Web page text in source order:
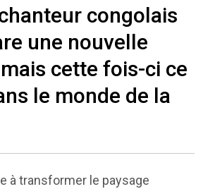
congolais
une nouvelle
cette fois-ci ce
le monde de la
à transformer le paysage